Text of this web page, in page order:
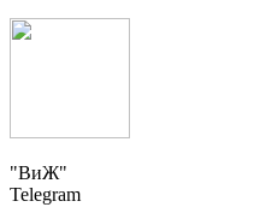
"ВиЖ"
Telegram